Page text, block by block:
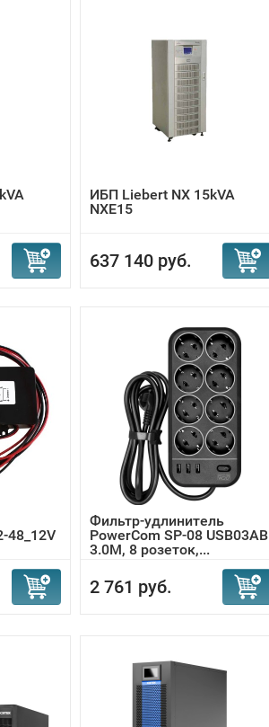
ИБП Liebert NX 15kVA
NXE15
637 140 руб.
48_12V
Фильтр-удлинитель
PowerCom SP-08 USB03AB
3.0M, 8 розеток,...
2 761 руб.